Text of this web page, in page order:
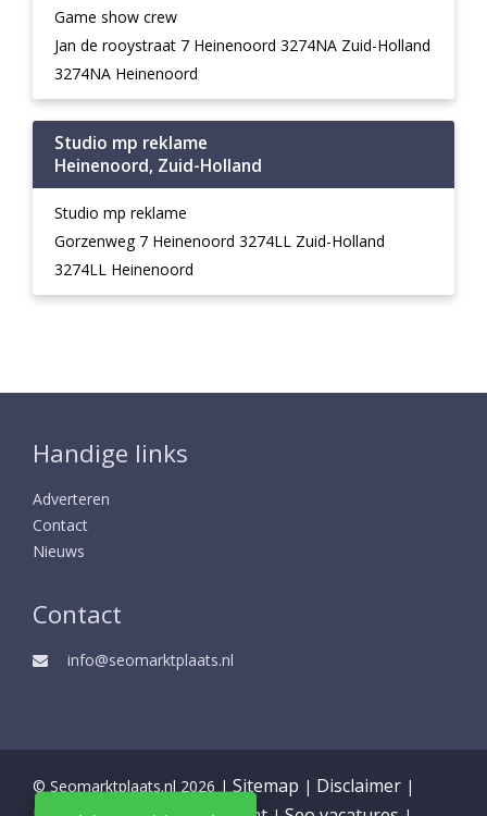
Game show crew
Jan de rooystraat 7 Heinenoord 3274NA Zuid-Holland
3274NA Heinenoord
Studio mp reklame
Heinenoord, Zuid-Holland
Studio mp reklame
Gorzenweg 7 Heinenoord 3274LL Zuid-Holland
3274LL Heinenoord
Handige links
Adverteren
Contact
Nieuws
Contact
info@seomarktplaats.nl
© Seomarktplaats.nl 2026 |Sitemap | Disclaimer |